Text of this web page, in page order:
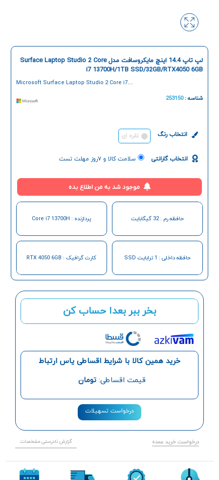
بخر ببر بعدا حساب کن
خرید همین کالا با شرایط اقساطی یاس ارتباط
قیمت اقساطی: تومان
درخواست تسهیلات
درخواست خرید عمده گزارش نادرستی مشخصات
لپ تاپ 14.4 اینچ مایکروسافت مدل Surface Laptop Studio 2 Core
i7 13700H/1TB SSD/32GB/RTX4050 6GB
Microsoft Surface Laptop Studio 2 Core i7
شناسه :253150
انتخاب رنگ نقره ای
انتخاب گارانتی سلامت کالا و ۷روز مهلت تست
موجود شد به من اطلاع بده
حافظه رم : 32 گیگابایت پردازنده : Core i7 13700H
حافظه داخلی : 1 ترابایت SSD کارت گرافیک : RTX 4050 6GB